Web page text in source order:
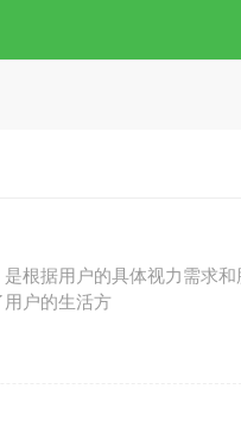
根据用户的具体视力需求和
户的生活方